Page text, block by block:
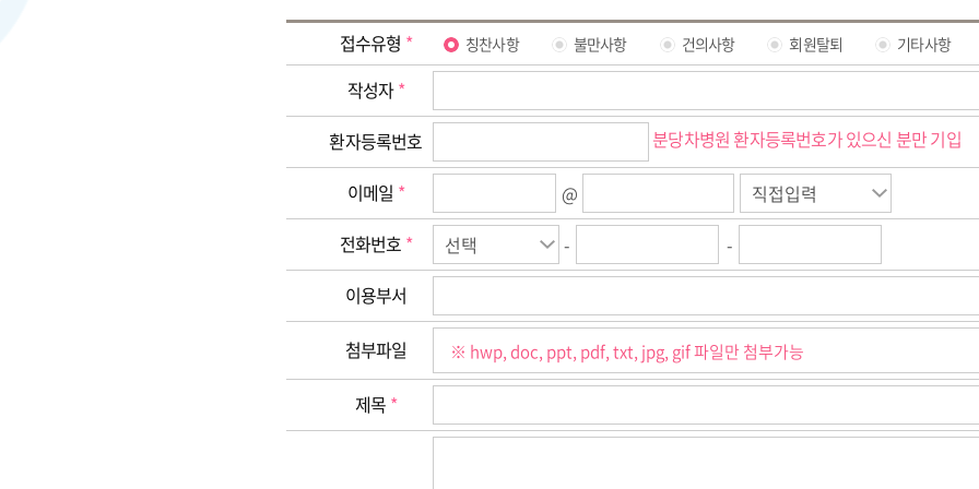
4. 개인정보의 수집, 이용에 대한 동의 거부
본인은 위와 같이 개인정보를 수집, 이용하는데 대한 동의를 거부할 권리가 있습니다.
단, 동의를 거부할 경우 민원접수가 불가하오니 참고하시기 바랍니다.
접수유형 * 칭찬사항 불만사항 건의사항 회원탈퇴 기타사항
작성자*
환자등록번호
분당차병원 환자등록번호가 있으신 분만 기입
이메일 *
@
전화번호 * -
-
이용부서
첨부파일
제목 *